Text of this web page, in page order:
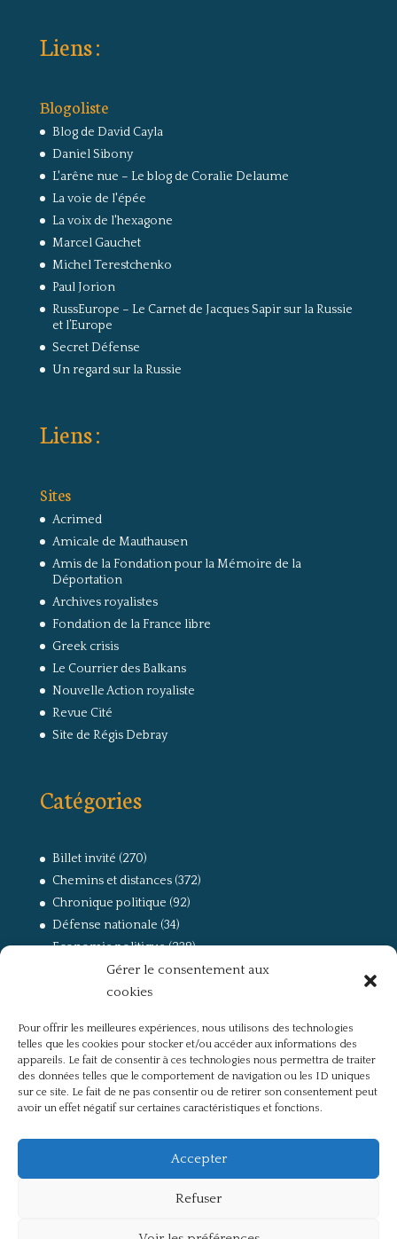
Gérer le consentement aux
cookies
Pour offrir les meilleures expériences, nous utilisons des technologies
telles que les cookies pour stocker et/ou accéder aux informations des
appareils. Le fait de consentir à ces technologies nous permettra de traiter
des données telles que le comportement de navigation ou les ID uniques
sur ce site. Le fait de ne pas consentir ou de retirer son consentement peut
avoir un effet négatif sur certaines caractéristiques et fonctions.
Accepter
Refuser
Liens :
Blogoliste
Blog de David Cayla
Daniel Sibony
L'arêne nue – Le blog de Coralie Delaume
La voie de l'épée
La voix de l'hexagone
Marcel Gauchet
Michel Terestchenko
Paul Jorion
RussEurope – Le Carnet de Jacques Sapir sur la Russie
et l’Europe
Secret Défense
Un regard sur la Russie
Liens :
Sites
Acrimed
Amicale de Mauthausen
Amis de la Fondation pour la Mémoire de la
Déportation
Archives royalistes
Fondation de la France libre
Greek crisis
Le Courrier des Balkans
Nouvelle Action royaliste
Revue Cité
Site de Régis Debray
Catégories
Billet invité (270)
Chemins et distances(372)
Chronique politique (92)
Défense nationale (34)
Economie politique(238)
(168)
La guerre, la Résistance et la Déportation
Non classé(42)
Partis politiques, intelligentsia, médias(750)
Présentation(4)
Références(57)